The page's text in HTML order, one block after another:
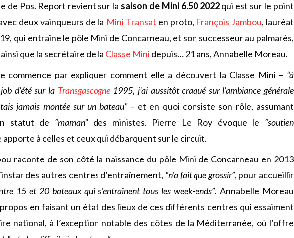
de Pos. Report revient sur la saison de Mini 6.50 2022qui est sur le point
deux vainqueurs de la Mini Transat en proto, François Jambou, lauréat
qui entraîne le pôle Mini de Concarneau, et son successeur au palmarès,
ainsi que la secrétaire de la Classe Mini depuis… 21 ans, Annabelle Moreau.
commence par expliquer comment elle a découvert la Classe Mini – “à
d’été sur la Transgascogne1995, j’ai aussitôt craqué sur l’ambiance générale
jamais montée sur un bateau”– et en quoi consiste son rôle, assumant
statut de “maman”des ministes. Pierre Le Roy évoque le “soutien
apporte à celles et ceux qui débarquent sur le circuit.
raconte de son côté la naissance du pôle Mini de Concarneau en 2013
des autres centres d’entraînement, “n’a fait que grossir”, pour accueillir
15 et 20 bateaux qui s’entraînent tous les week-ends”. Annabelle Moreau
en faisant un état des lieux de ces différents centres qui essaiment
national, à l’exception notable des côtes de la Méditerranée, où l’offre